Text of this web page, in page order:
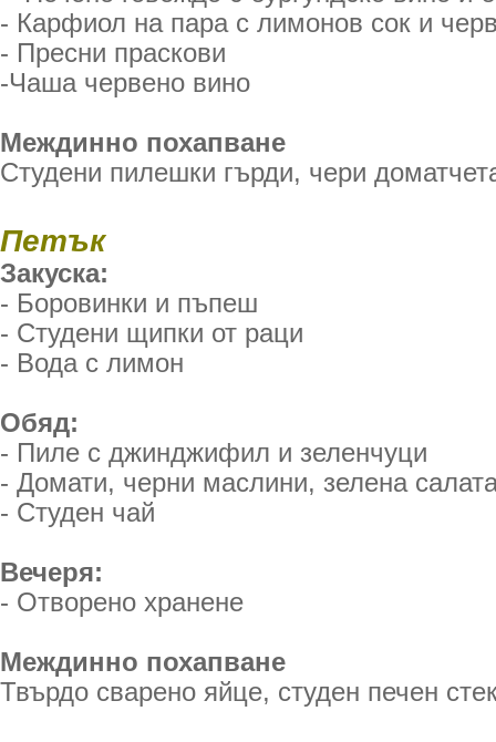
- Карфиол на пара с лимонов сок и
- Пресни праскови
-Чаша червено вино
Междинно похапване
Студени пилешки гърди, чери
Петък
Закуска:
- Боровинки и пъпеш
- Студени щипки от раци
- Вода с лимон
Обяд:
- Пиле с джинджифил и зеленчуци
- Домати, черни маслини, зелена
- Студен чай
Вечеря:
- Отворено хранене
Междинно похапване
Твърдо сварено яйце, студен печен